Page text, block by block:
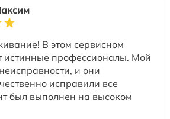
В этом сервисном
истинные профессионалы. Мой
и они
исправили все
был выполнен на высоком